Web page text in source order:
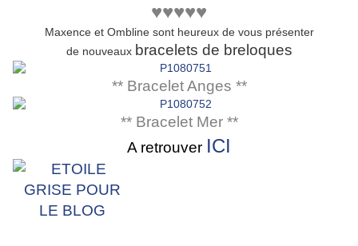
♥♥♥♥♥
Maxence et Ombline sont heureux de vous présenter
de nouveaux bracelets de breloques
** Bracelet Anges **
** Bracelet Mer **
A retrouver ICI